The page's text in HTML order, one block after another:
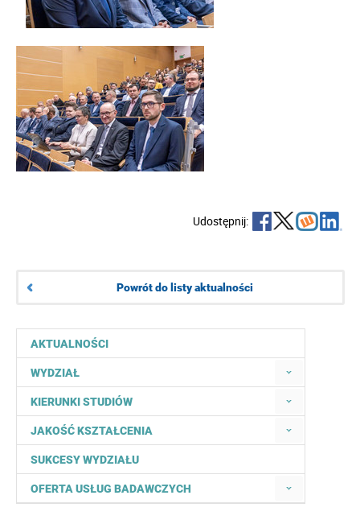
AKTUALNOŚCI
WYDZIAŁ
KIERUNKI STUDIÓW
JAKOŚĆ KSZTAŁCENIA
SUKCESY WYDZIAŁU
OFERTA USŁUG BADAWCZYCH
Udostępnij:
Powrót do listy aktualności